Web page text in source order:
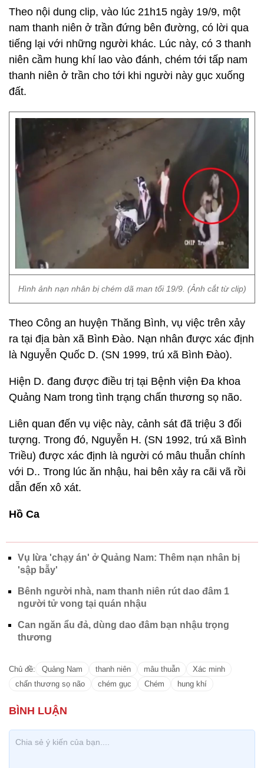
Theo nội dung clip, vào lúc 21h15 ngày 19/9, một
nam thanh niên ở trần đứng bên đường, có lời qua
tiếng lại với những người khác. Lúc này, có 3 thanh
niên cầm hung khí lao vào đánh, chém tới tấp nam
thanh niên ở trần cho tới khi người này gục xuống
đất.
Hình ảnh nạn nhân bị chém dã man tối 19/9. (Ảnh cắt từ clip)
Theo Công an huyện Thăng Bình, vụ việc trên xảy
ra tại địa bàn xã Bình Đào. Nạn nhân được xác định
là Nguyễn Quốc D. (SN 1999, trú xã Bình Đào).
Hiện D. đang được điều trị tại Bệnh viện Đa khoa
Quảng Nam trong tình trạng chấn thương sọ não.
Liên quan đến vụ việc này, cảnh sát đã triệu 3 đối
tượng. Trong đó, Nguyễn H. (SN 1992, trú xã Bình
Triều) được xác định là người có mâu thuẫn chính
với D.. Trong lúc ăn nhậu, hai bên xảy ra cãi vã rồi
dẫn đến xô xát.
Hồ Ca
Vụ lừa 'chạy án' ở Quảng Nam: Thêm nạn nhân bị
'sập bẫy'
Bênh người nhà, nam thanh niên rút dao đâm 1
người tử vong tại quán nhậu
Can ngăn ẩu đả, dùng dao đâm bạn nhậu trọng
thương
Chủ đề: Quảng Nam thanh niên mâu thuẫn
Xác minh
chấn thương sọ não
chém gục Chém hung khí